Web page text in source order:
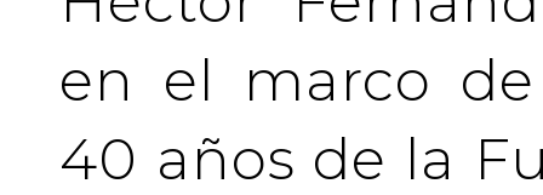
en el marco
40 años de la